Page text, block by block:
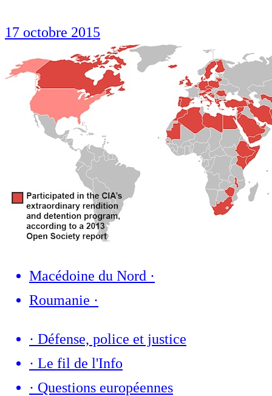
17 octobre 2015
Macédoine du Nord ·
Roumanie ·
· Défense, police et justice
· Le fil de l'Info
· Questions européennes